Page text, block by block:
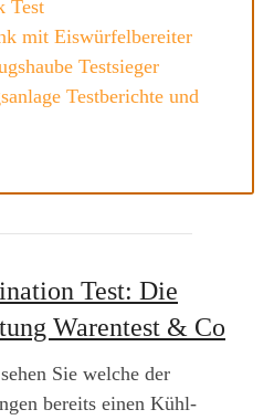
Test
mit Eiswürfelbereiter
Testsieger
Testberichte und
Test: Die
Warentest & Co
Sie welche der
bereits einen Kühl-